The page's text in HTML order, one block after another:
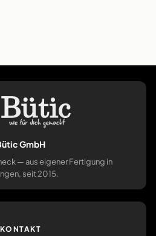
GmbH
— aus eigener Fertigung in
seit 2015.
KONTAKT